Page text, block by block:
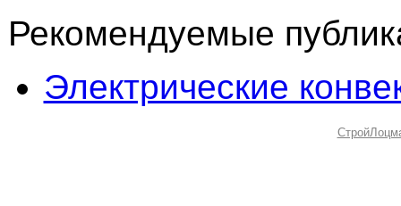
Рекомендуемые
Электрические